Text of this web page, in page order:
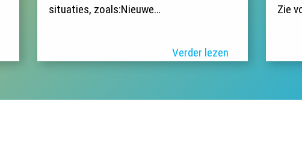
situaties, zoals:Nieuwe…
Verder lezen
Zie